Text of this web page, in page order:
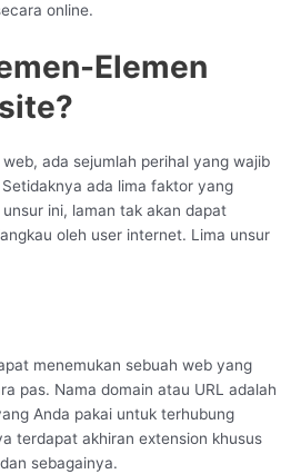
online.
Elemen
ada sejumlah perihal yang wajib
ada lima faktor yang
ini, laman tak akan dapat
oleh user internet. Lima unsur
menemukan sebuah web yang
pas. Nama domain atau URL adalah
Anda pakai untuk terhubung
terdapat akhiran extension khusus
sebagainya.